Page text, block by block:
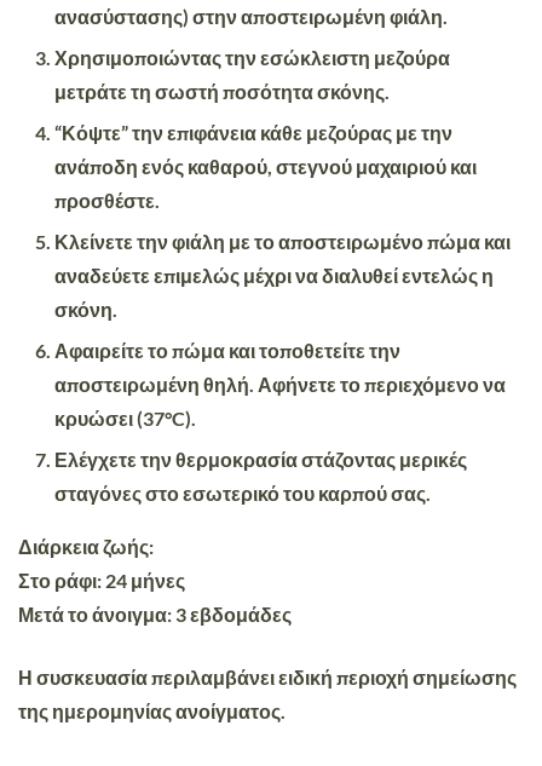
ανασύστασης) στην αποστειρωμένη φιάλη.
Χρησιμοποιώντας την εσώκλειστη μεζούρα
μετράτε τη σωστή ποσότητα σκόνης.
“Κόψτε” την επιφάνεια κάθε μεζούρας με την
ανάποδη ενός καθαρού, στεγνού μαχαιριού και
προσθέστε.
Κλείνετε την φιάλη με το αποστειρωμένο πώμα και
αναδεύετε επιμελώς μέχρι να διαλυθεί εντελώς η
σκόνη.
Αφαιρείτε το πώμα και τοποθετείτε την
αποστειρωμένη θηλή. Αφήνετε το περιεχόμενο να
κρυώσει (37°C).
Ελέγχετε την θερμοκρασία στάζοντας μερικές
σταγόνες στο εσωτερικό του καρπού σας.
Διάρκεια ζωής:
Στο ράφι: 24 μήνες
Μετά το άνοιγμα: 3 εβδομάδες
Η συσκευασία περιλαμβάνει ειδική περιοχή σημείωσης
της ημερομηνίας ανοίγματος.